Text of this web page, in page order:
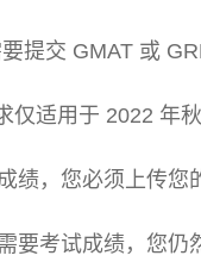
提交 GMAT 或
仅适用于 2022 年秋
绩，您必须上传您
要考试成绩，您仍